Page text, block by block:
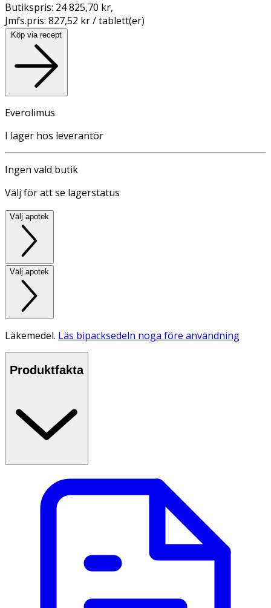
Butikspris: 24 825,70 kr,
Jmfs.pris: 827,52 kr / tablett(er)
Köp via recept
Everolimus
I lager hos leverantör
Ingen vald butik
Välj för att se lagerstatus
Välj apotek
Välj apotek
Läkemedel. Läs bipacksedeln noga före användning
Produktfakta